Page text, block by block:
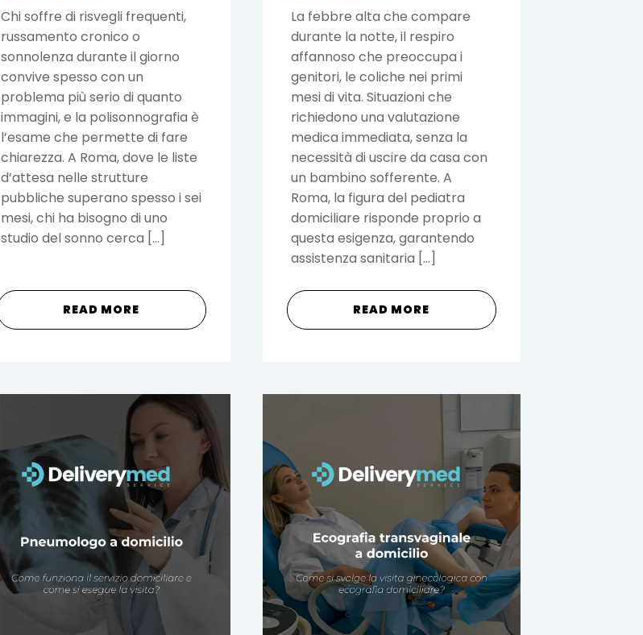
Chi soffre di risvegli frequenti,
russamento cronico o
sonnolenza durante il giorno
convive spesso con un
problema più serio di quanto
immagini, e la polisonnografia è
l’esame che permette di fare
chiarezza. A Roma, dove le liste
d’attesa nelle strutture
pubbliche superano spesso i sei
mesi, chi ha bisogno di uno
studio del sonno cerca […]
READ MORE
La febbre alta che compare
durante la notte, il respiro
affannoso che preoccupa i
genitori, le coliche nei primi
mesi di vita. Situazioni che
richiedono una valutazione
medica immediata, senza la
necessità di uscire da casa con
un bambino sofferente. A
Roma, la figura del pediatra
domiciliare risponde proprio a
questa esigenza, garantendo
assistenza sanitaria […]
READ MORE